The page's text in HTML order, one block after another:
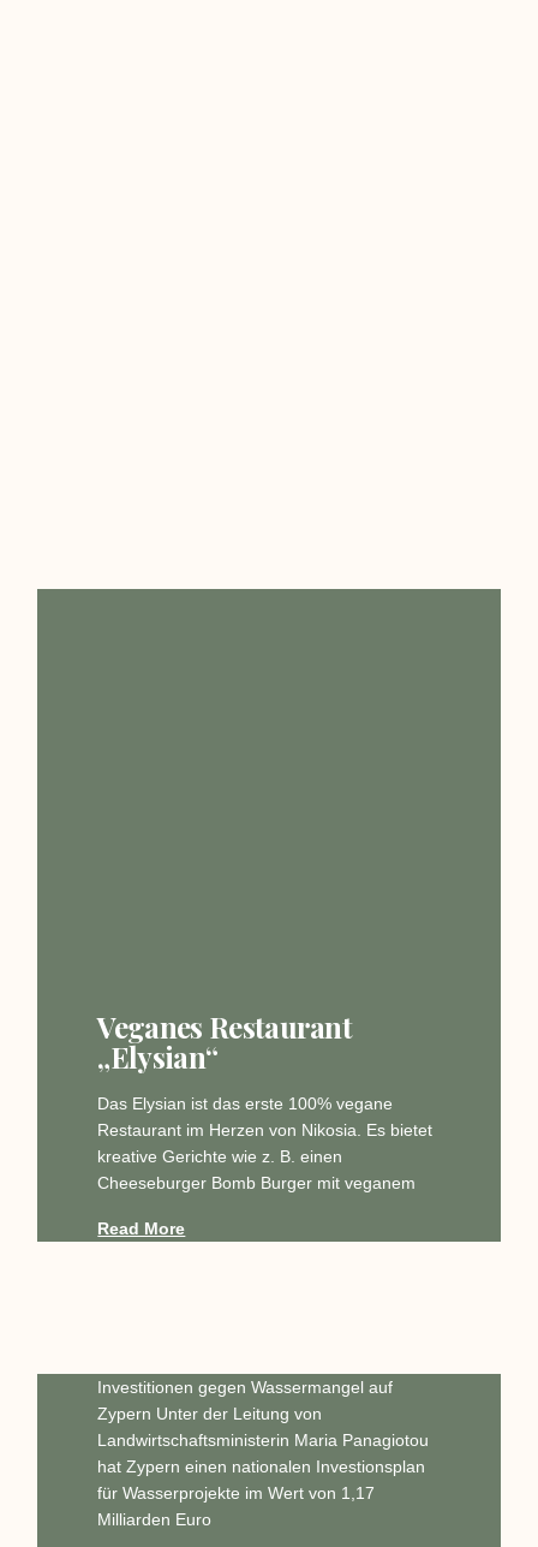
Veganes Restaurant
„Elysian“
Das Elysian ist das erste 100% vegane
Restaurant im Herzen von Nikosia. Es bietet
kreative Gerichte wie z. B. einen
Cheeseburger Bomb Burger mit veganem
Read More
Investitionen gegen Wassermangel auf
Zypern Unter der Leitung von
Landwirtschaftsministerin Maria Panagiotou
hat Zypern einen nationalen Investionsplan
für Wasserprojekte im Wert von 1,17
Milliarden Euro